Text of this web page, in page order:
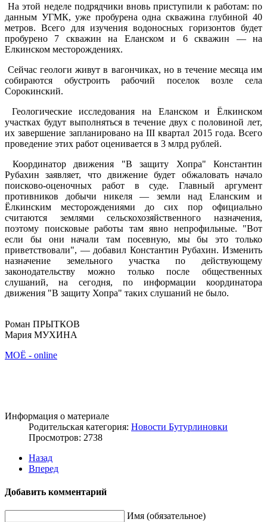
На этой неделе подрядчики вновь приступили к работам: по
данным УГМК, уже пробурена одна скважина глубиной 40
метров. Всего для изучения водоносных горизонтов будет
пробурено 7 скважин на Еланском и 6 скважин — на
Елкинском месторождениях.
Сейчас геологи живут в вагончиках, но в течение месяца им
собираются обустроить рабочий поселок возле села
Сорокинский.
Геологические исследования на Еланском и Ёлкинском
участках будут выполняться в течение двух с половиной лет,
их завершение запланировано на III квартал 2015 года. Всего
проведение этих работ оценивается в 3 млрд рублей.
Координатор движения "В защиту Хопра" Константин
Рубахин заявляет, что движение будет обжаловать начало
поисково-оценочных работ в суде. Главный аргумент
противников добычи никеля — земли над Еланским и
Ёлкинским месторождениями до сих пор официально
считаются землями сельскохозяйственного назначения,
поэтому поисковые работы там явно непрофильные. "Вот
если бы они начали там посевную, мы бы это только
приветствовали", — добавил Константин Рубахин. Изменить
назначение земельного участка по действующему
законодательству можно только после общественных
слушаний, на сегодня, по информации координатора
движения "В защиту Хопра" таких слушаний не было.
Роман ПРЫТКОВ
Мария МУХИНА
МОЁ - online
Информация о материале
Родительская категория: Новости Бутурлиновки
Просмотров: 2738
Назад
Вперед
Добавить комментарий
Имя (обязательное)